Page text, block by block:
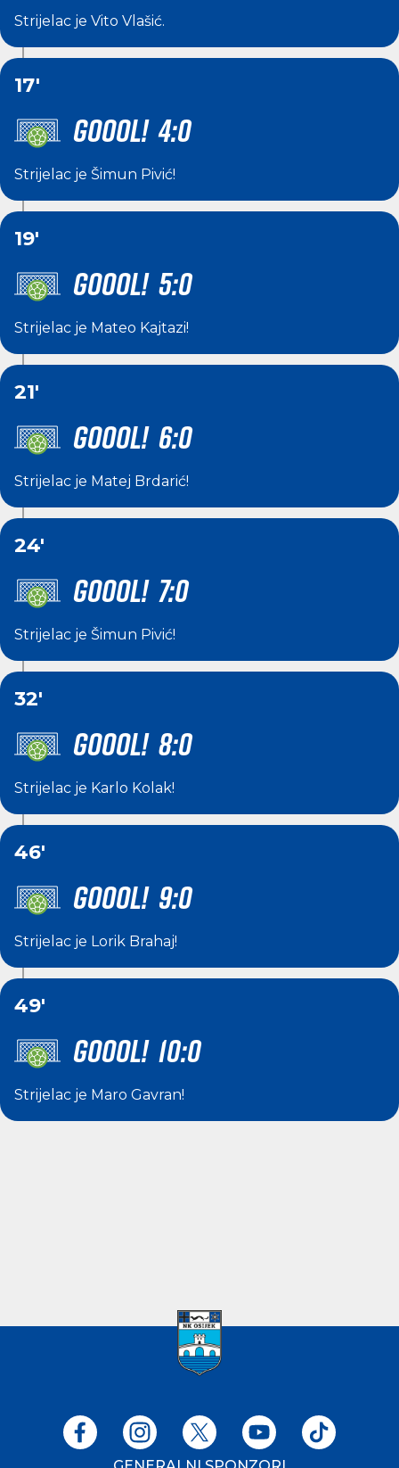
Strijelac je Vito Vlašić.
17'
GOOOL! 4:0
Strijelac je Šimun Pivić!
19'
GOOOL! 5:0
Strijelac je Mateo Kajtazi!
21'
GOOOL! 6:0
Strijelac je Matej Brdarić!
24'
GOOOL! 7:0
Strijelac je Šimun Pivić!
32'
GOOOL! 8:0
Strijelac je Karlo Kolak!
46'
GOOOL! 9:0
Strijelac je Lorik Brahaj!
49'
GOOOL! 10:0
Strijelac je Maro Gavran!